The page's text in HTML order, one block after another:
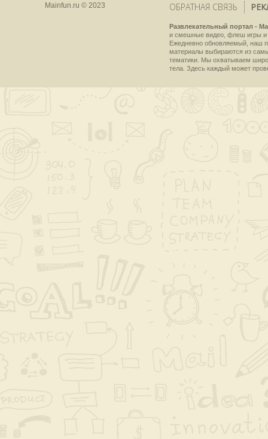
Mainfun.ru © 2023 ОБРАТНАЯ СВЯЗЬ
Развлекательный портал -
и смешные видео, флеш игры и
Ежедневно обновляемый, наш
материалы выбираются из
тематики. Мы охватываем
тела. Здесь каждый может